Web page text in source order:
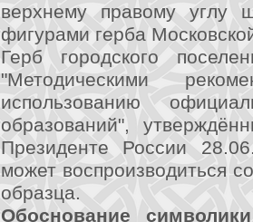
верхнему правому углу
фигурами герба
Герб городского
"Методическими
использованию
образований",
Президенте России
может воспроизводиться
образца.
Обоснование